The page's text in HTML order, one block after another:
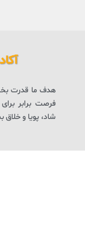
هدف ما قدرت
فرصت برابر
شاد، پویا و خلاق